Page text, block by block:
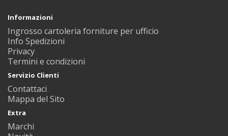
Informazioni
Ingrosso cartoleria forniture per ufficio
Info Spedizioni
Privacy
Termini e condizioni
Servizio Clienti
Contattaci
Mappa del Sito
Extra
Marchi